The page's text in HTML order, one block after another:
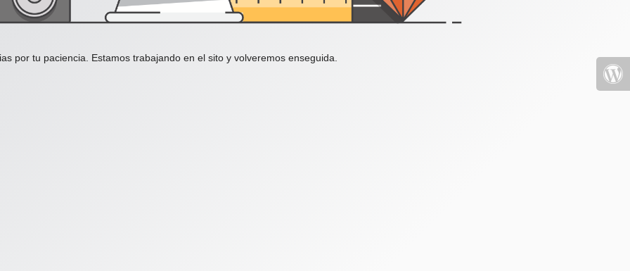
por tu paciencia. Estamos trabajando en el sito y volveremos enseguida.